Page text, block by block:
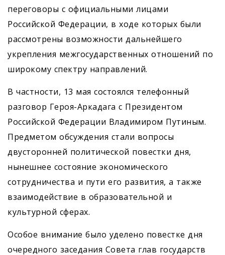
переговоры с официальными лицами
Российской Федерации, в ходе которых были
рассмотрены возможности дальнейшего
укрепления межгосударственных отношений по
широкому спектру направлений.
В частности, 13 мая состоялся телефонный
разговор Героя-Аркадага с Президентом
Российской Федерации Владимиром Путиным.
Предметом обсуждения стали вопросы
двусторонней политической повестки дня,
нынешнее состояние экономического
сотрудничества и пути его развития, а также
взаимодействие в образовательной и
культурной сферах.
Особое внимание было уделено повестке дня
очередного заседания Совета глав государств